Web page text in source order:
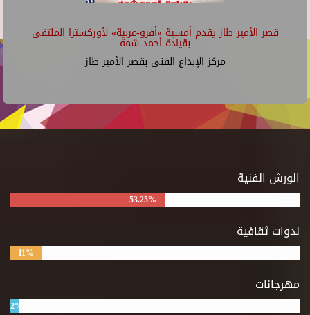
قصر الأمير طاز يقدم أمسية «أفرو-عربية» لأوركسترا الملتقى
بقيادة أحمد شمة
مركز الإبداع الفنى بقصر الأمير طاز
الورش الفنية
53.25%
ندوات ثقافية
11%
مهرجانات
2%